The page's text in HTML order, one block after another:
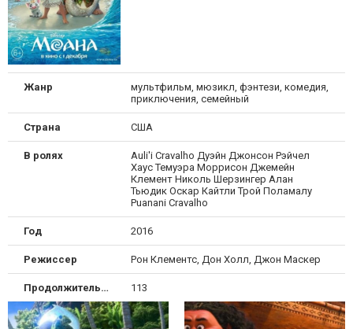
Жанр
мультфильм, мюзикл, фэнтези, комедия,
приключения, семейный
Страна США
В ролях
Auli'i Cravalho Дуэйн Джонсон Рэйчел
Хаус Темуэра Моррисон Джемейн
Клемент Николь Шерзингер Алан
Тьюдик Оскар Кайтли Трой Поламалу
Puanani Cravalho
Год 2016
Режиссер Рон Клементс, Дон Холл, Джон Маскер
Продолжительность 113